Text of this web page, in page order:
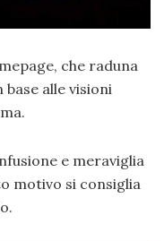
che raduna
alle visioni
e meraviglia
motivo si consiglia